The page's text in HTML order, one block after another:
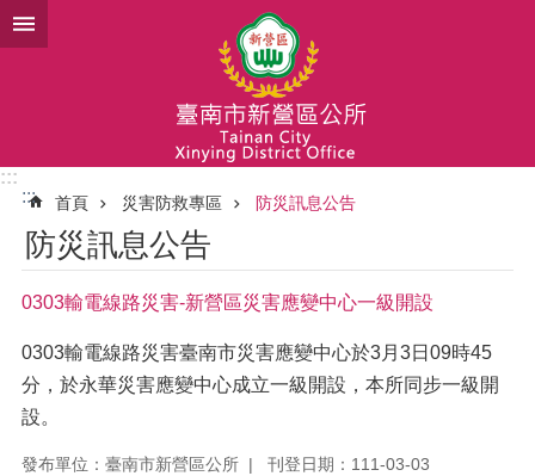
跳到主要內容區塊
:::
:::
首頁 災害防救專區 防災訊息公告
防災訊息公告
0303輸電線路災害-新營區災害應變中心一級開設
0303輸電線路災害臺南市災害應變中心於3月3日09時45
分，於永華災害應變中心成立一級開設，本所同步一級開
設。
發布單位：臺南市新營區公所
刊登日期：111-03-03